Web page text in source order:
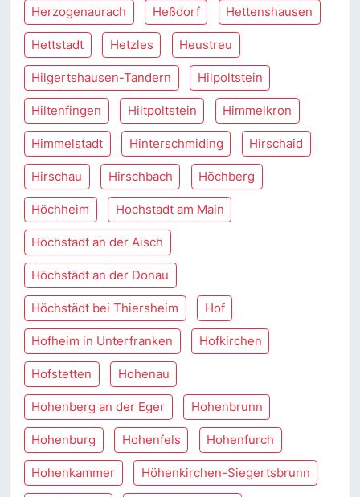
Herzogenaurach Heßdorf Hettenshausen
Hettstadt Hetzles Heustreu
Hilgertshausen-Tandern Hilpoltstein
Hiltenfingen Hiltpoltstein Himmelkron
Himmelstadt Hinterschmiding Hirschaid
Hirschau Hirschbach Höchberg
Höchheim Hochstadt am Main
Höchstadt an der Aisch
Höchstädt an der Donau
Höchstädt bei Thiersheim Hof
Hofheim in Unterfranken Hofkirchen
Hofstetten Hohenau
Hohenberg an der Eger Hohenbrunn
Hohenburg Hohenfels Hohenfurch
Hohenkammer Höhenkirchen-Siegertsbrunn